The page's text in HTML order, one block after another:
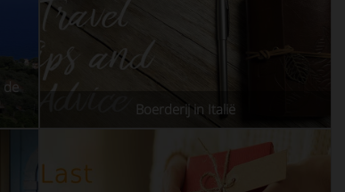
de
Boerderij in Italië